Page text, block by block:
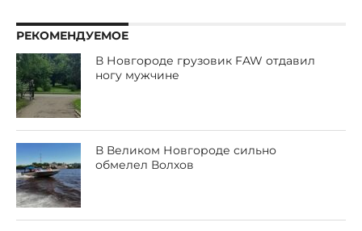
РЕКОМЕНДУЕМОЕ
В Новгороде грузовик FAW отдавил
ногу мужчине
В Великом Новгороде сильно
обмелел Волхов